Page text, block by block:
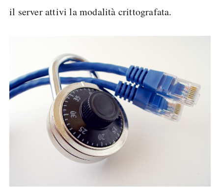
il server attivi la modalità crittografata.